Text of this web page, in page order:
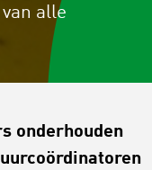
alle
onderhouden